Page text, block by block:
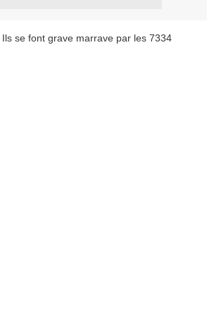
se font grave marrave par les 7334